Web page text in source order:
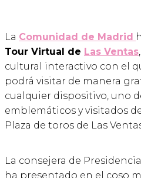
La Comunidad de Madrid
Tour Virtual de Las Ventas
cultural interactivo con el
podrá visitar de manera
cualquier dispositivo, uno
emblemáticos y visitados
Plaza de toros de Las
La consejera de
ha presentado en el coso